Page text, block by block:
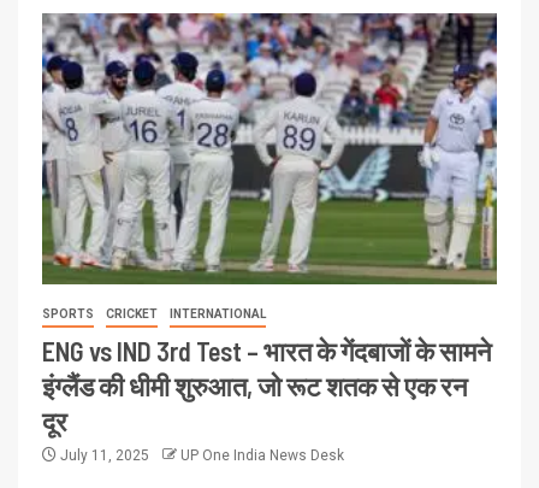
SPORTS CRICKET INTERNATIONAL
ENG vs IND 3rd Test – भारत के गेंदबाजों के सामने
इंग्लैंड की धीमी शुरुआत, जो रूट शतक से एक रन
दूर
July 11, 2025 UP One India News Desk